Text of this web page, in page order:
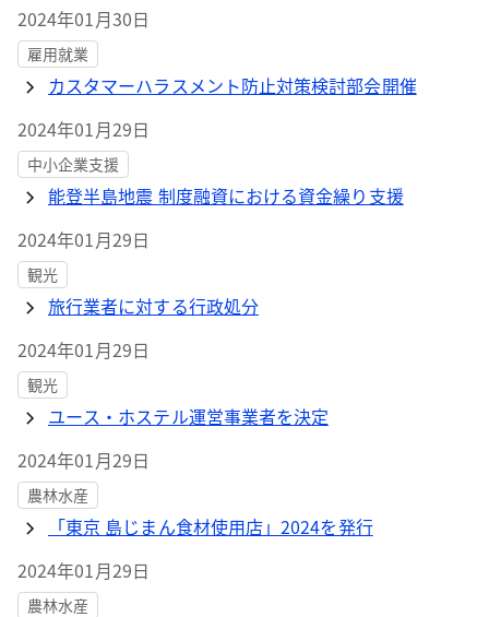
2024年01月30日
雇用就業
カスタマーハラスメント防止対策検討部会開催
2024年01月29日
中小企業支援
能登半島地震 制度融資における資金繰り支援
2024年01月29日
観光
旅行業者に対する行政処分
2024年01月29日
観光
ユース・ホステル運営事業者を決定
2024年01月29日
農林水産
「東京 島じまん食材使用店」2024を発行
2024年01月29日
農林水産